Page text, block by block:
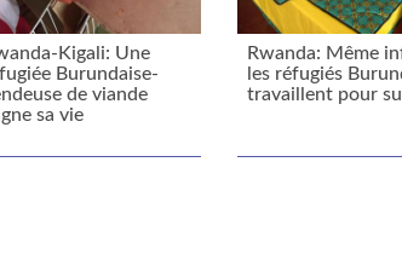
Kigali: Une
Burundaise-
de viande
sa vie
Rwanda: Même
les réfugiés
travaillent pour